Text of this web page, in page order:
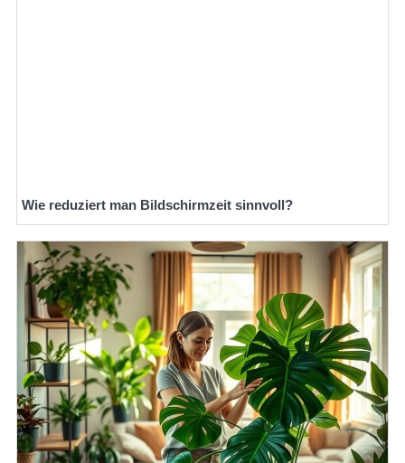
Wie reduziert man Bildschirmzeit sinnvoll?